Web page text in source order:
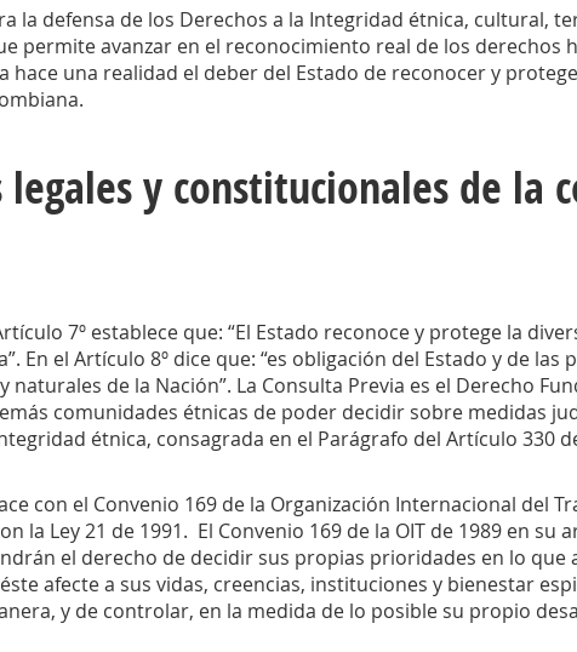
la defensa de los Derechos a la Integridad étnica, cultural,
permite avanzar en el reconocimiento real de los derechos
hace una realidad el deber del Estado de reconocer y
y constitucionales de la
7º establece que: “El Estado reconoce y protege la
En el Artículo 8º dice que: “es obligación del Estado y de las
de la Nación”. La Consulta Previa es el Derecho
comunidades étnicas de poder decidir sobre medidas
étnica, consagrada en el Parágrafo del Artículo 330
con el Convenio 169 de la Organización Internacional del
la Ley 21 de 1991. El Convenio 169 de la OIT de 1989 en su
el derecho de decidir sus propias prioridades en lo que
afecte a sus vidas, creencias, instituciones y bienestar
y de controlar, en la medida de lo posible su propio